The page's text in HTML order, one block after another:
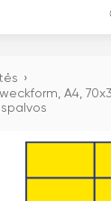
›
A4,